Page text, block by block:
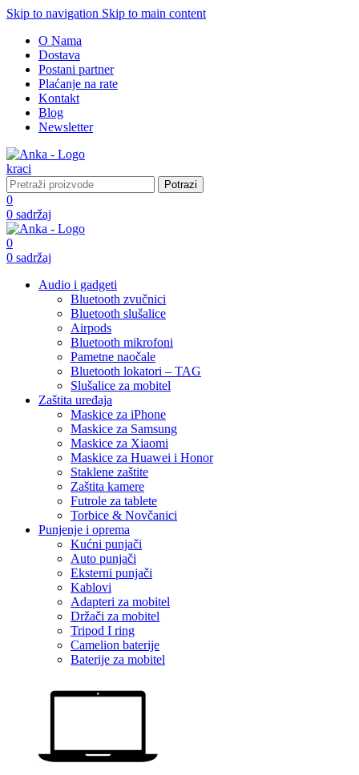
Skip to navigation Skip to main content
O Nama
Dostava
Postani partner
Plaćanje na rate
Kontakt
Blog
Newsletter
Potrazi
0
0 sadržaj
0
0 sadržaj
Audio i gadgeti
Bluetooth zvučnici
Bluetooth slušalice
Airpods
Bluetooth mikrofoni
Pametne naočale
Bluetooth lokatori – TAG
Slušalice za mobitel
Zaštita uređaja
Maskice za iPhone
Maskice za Samsung
Maskice za Xiaomi
Maskice za Huawei i Honor
Staklene zaštite
Zaštita kamere
Futrole za tablete
Torbice & Novčanici
Punjenje i oprema
Kućni punjači
Auto punjači
Eksterni punjači
Kablovi
Adapteri za mobitel
Držači za mobitel
Tripod I ring
Camelion baterije
Baterije za mobitel